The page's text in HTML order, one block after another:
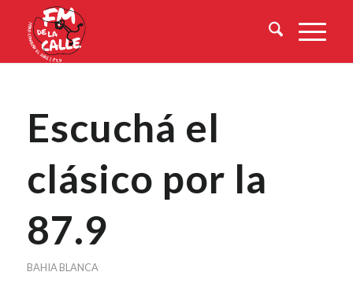
Escuchá el
clásico por la
87.9
BAHIA BLANCA